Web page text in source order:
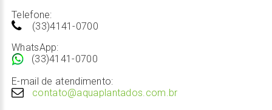
Telefone:
(33)4141-0700
WhatsApp:
(33)4141-0700
E-mail de atendimento:
contato@aquaplantados.com.br